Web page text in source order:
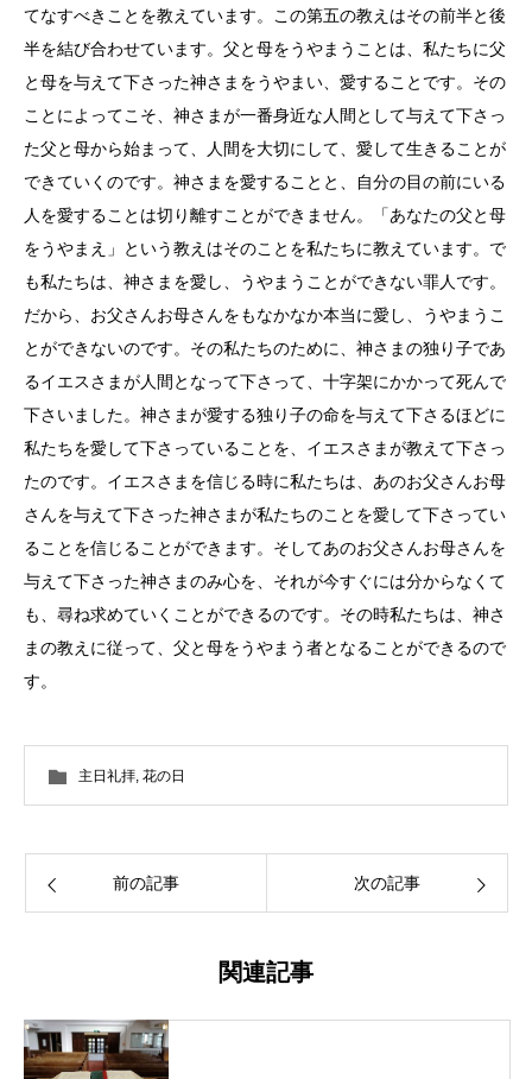
てなすべきことを教えています。この第五の教えはその前半と後
半を結び合わせています。父と母をうやまうことは、私たちに父
と母を与えて下さった神さまをうやまい、愛することです。その
ことによってこそ、神さまが一番身近な人間として与えて下さっ
た父と母から始まって、人間を大切にして、愛して生きることが
できていくのです。神さまを愛することと、自分の目の前にいる
人を愛することは切り離すことができません。「あなたの父と母
をうやまえ」という教えはそのことを私たちに教えています。で
も私たちは、神さまを愛し、うやまうことができない罪人です。
だから、お父さんお母さんをもなかなか本当に愛し、うやまうこ
とができないのです。その私たちのために、神さまの独り子であ
るイエスさまが人間となって下さって、十字架にかかって死んで
下さいました。神さまが愛する独り子の命を与えて下さるほどに
私たちを愛して下さっていることを、イエスさまが教えて下さっ
たのです。イエスさまを信じる時に私たちは、あのお父さんお母
さんを与えて下さった神さまが私たちのことを愛して下さってい
ることを信じることができます。そしてあのお父さんお母さんを
与えて下さった神さまのみ心を、それが今すぐには分からなくて
も、尋ね求めていくことができるのです。その時私たちは、神さ
まの教えに従って、父と母をうやまう者となることができるので
す。
主日礼拝, 花の日
前の記事 次の記事
関連記事